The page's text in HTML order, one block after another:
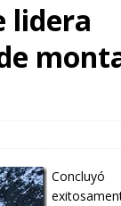
lidera
Concluyó